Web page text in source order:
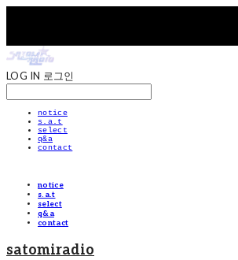
LOG IN 로그인
notice
s.a.t
select
q&a
contact
notice
s.a.t
select
q&a
contact
satomiradio